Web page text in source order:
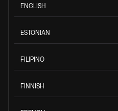
ENGLISH
ESTONIAN
FILIPINO
FINNISH